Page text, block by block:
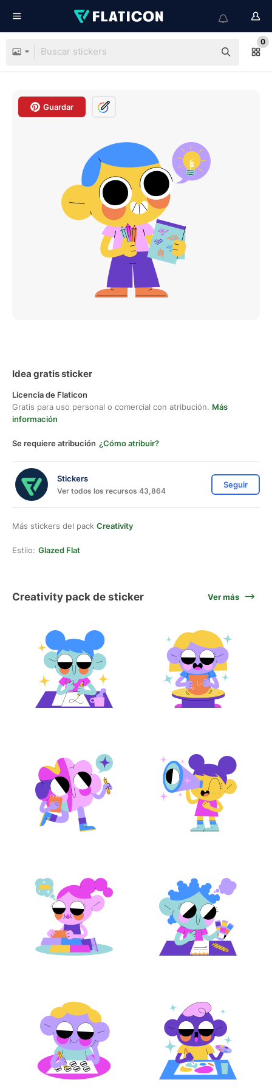
0
Guardar
Idea gratis sticker
Licencia de Flaticon
Gratis para uso personal o comercial con atribución. Más
información
Se requiere atribución ¿Cómo atribuir?
Stickers
Ver todos los recursos 43,864
Seguir
Más stickers del pack Creativity
Estilo: Glazed Flat
Creativity pack de sticker Ver más